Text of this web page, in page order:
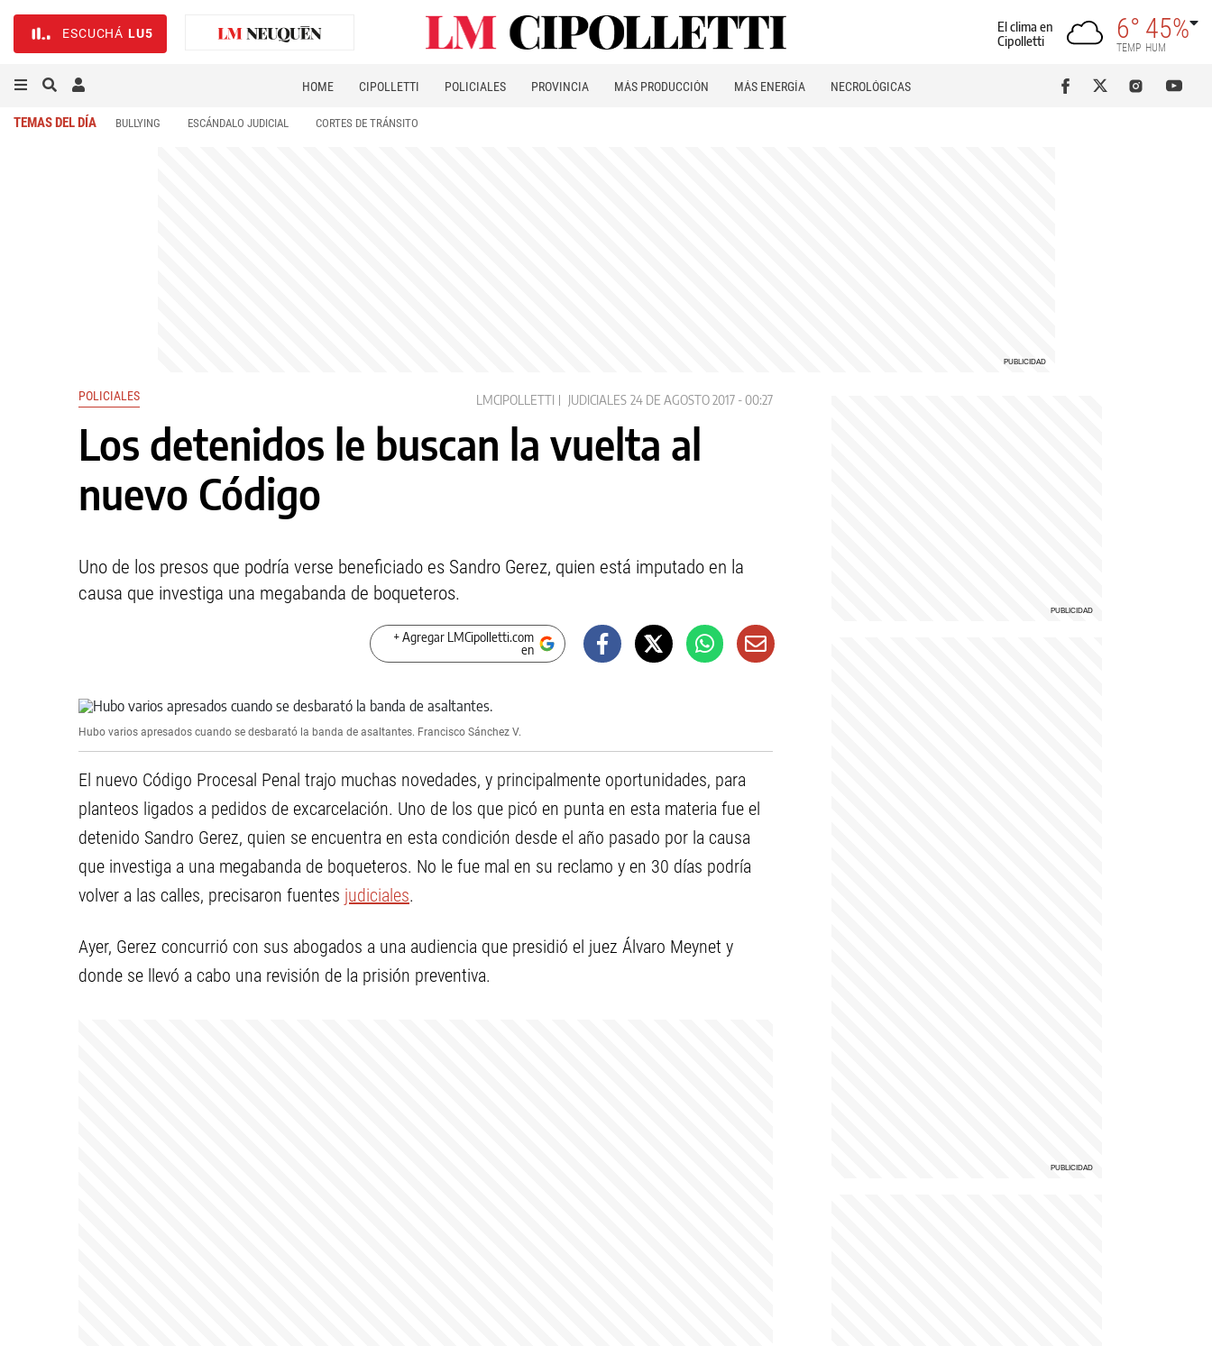
ESCUCHÁ LU5
El clima en
Cipolletti
6°
TEMP
45%
HUM
HOME CIPOLLETTI POLICIALES PROVINCIA MÁS PRODUCCIÓN MÁS ENERGÍA NECROLÓGICAS
TEMAS DEL DÍA BULLYING ESCÁNDALO JUDICIAL CORTES DE TRÁNSITO
POLICIALES LMCIPOLLETTI JUDICIALES 24 DE AGOSTO 2017 - 00:27
Los detenidos le buscan la vuelta al
nuevo Código
Uno de los presos que podría verse beneficiado es Sandro Gerez, quien está imputado en la
causa que investiga una megabanda de boqueteros.
+ Agregar LMCipolletti.com
en
Hubo varios apresados cuando se desbarató la banda de asaltantes. Francisco Sánchez V.
El nuevo Código Procesal Penal trajo muchas novedades, y principalmente oportunidades, para
planteos ligados a pedidos de excarcelación. Uno de los que picó en punta en esta materia fue el
detenido Sandro Gerez, quien se encuentra en esta condición desde el año pasado por la causa
que investiga a una megabanda de boqueteros. No le fue mal en su reclamo y en 30 días podría
volver a las calles, precisaron fuentes judiciales.
Ayer, Gerez concurrió con sus abogados a una audiencia que presidió el juez Álvaro Meynet y
donde se llevó a cabo una revisión de la prisión preventiva.